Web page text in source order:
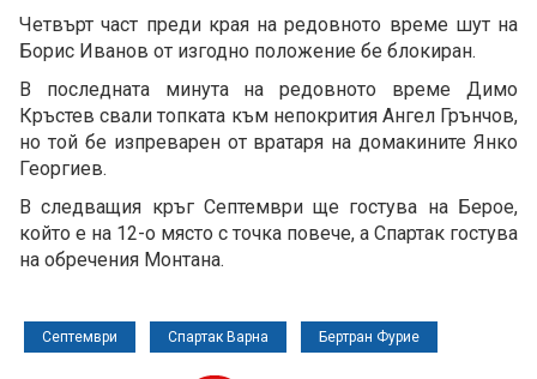
Четвърт част преди края на редовното време шут на
Борис Иванов от изгодно положение бе блокиран.
В последната минута на редовното време Димо
Кръстев свали топката към непокрития Ангел Грънчов,
но той бе изпреварен от вратаря на домакините Янко
Георгиев.
В следващия кръг Септември ще гостува на Берое,
който е на 12-о място с точка повече, а Спартак гостува
на обречения Монтана.
Септември Спартак Варна Бертран Фурие